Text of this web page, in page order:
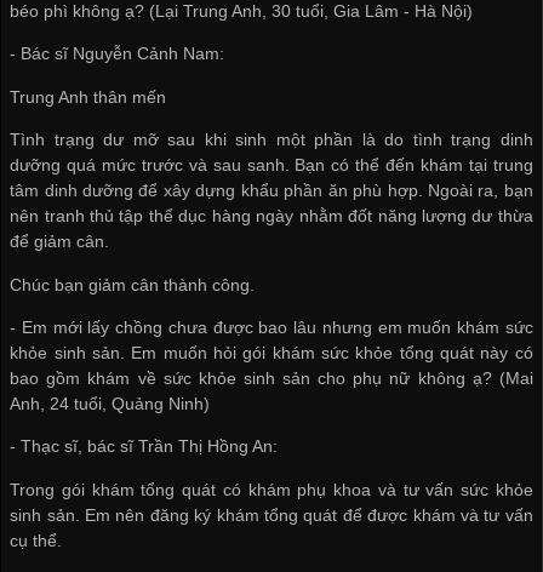
béo phì không ạ? (Lại Trung Anh, 30 tuổi, Gia Lâm - Hà Nội)
- Bác sĩ Nguyễn Cảnh Nam:
Trung Anh thân mến
Tình trạng dư mỡ sau khi sinh một phần là do tình trạng dinh
dưỡng quá mức trước và sau sanh. Bạn có thể đến khám tại trung
tâm dinh dưỡng để xây dựng khẩu phần ăn phù hợp. Ngoài ra, bạn
nên tranh thủ tập thể dục hàng ngày nhằm đốt năng lượng dư thừa
để giảm cân.
Chúc bạn giảm cân thành công.
- Em mới lấy chồng chưa được bao lâu nhưng em muốn khám sức
khỏe sinh sản. Em muốn hỏi gói khám sức khỏe tổng quát này có
bao gồm khám về sức khỏe sinh sản cho phụ nữ không ạ? (Mai
Anh, 24 tuổi, Quảng Ninh)
- Thạc sĩ, bác sĩ Trần Thị Hồng An:
Trong gói khám tổng quát có khám phụ khoa và tư vấn sức khỏe
sinh sản. Em nên đăng ký khám tổng quát để được khám và tư vấn
cụ thể.